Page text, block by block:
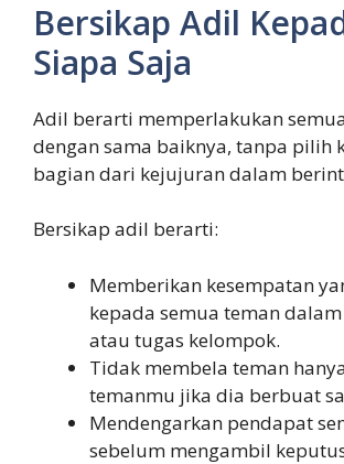
Bersikap Adil
Siapa Saja
Adil berarti memperlakukan
dengan sama baiknya, tanpa pilih
bagian dari kejujuran dalam
Bersikap adil berarti:
Memberikan kesempatan
kepada semua teman
atau tugas kelompok.
Tidak membela teman
temanmu jika dia berbuat
Mendengarkan pendapat
sebelum mengambil